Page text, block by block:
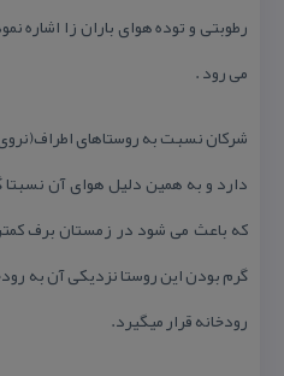
رطوبتی و توده هوای باران زا اشاره
می رود .
شركان نسبت به روستاهای
دارد و به همین دلیل هوای آن
كه باعث می شود در زمستان برف
گرم بودن این روستا نزدیكی آن به
رودخانه قرار میگیرد.